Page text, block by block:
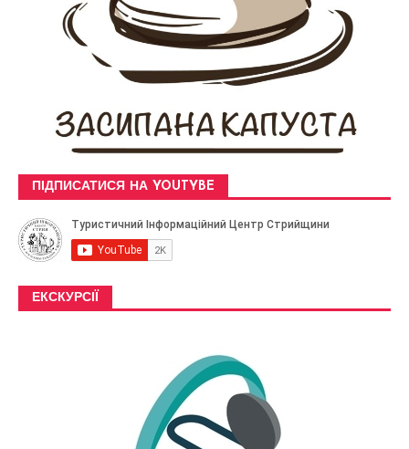
ПІДПИСАТИСЯ НА YOUTYBE
ЕКСКУРСІЇ